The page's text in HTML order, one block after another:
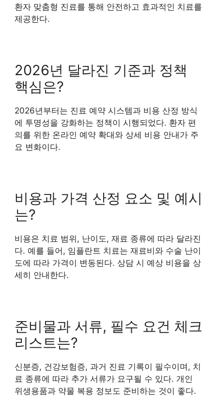
환자 맞춤형 진료를 통해 안전하고 효과적인 치료를
제공한다.
2026년 달라진 기준과 정책
핵심은?
2026년부터는 진료 예약 시스템과 비용 산정 방식
에 투명성을 강화하는 정책이 시행되었다. 환자 편
의를 위한 온라인 예약 확대와 상세 비용 안내가 주
요 변화이다.
비용과 가격 산정 요소 및 예시
는?
비용은 치료 범위, 난이도, 재료 종류에 따라 달라진
다. 예를 들어, 임플란트 치료는 재료비와 수술 난이
도에 따라 가격이 변동된다. 상담 시 예상 비용을 상
세히 안내한다.
준비물과 서류, 필수 요건 체크
리스트는?
신분증, 건강보험증, 과거 진료 기록이 필수이며, 치
료 종류에 따라 추가 서류가 요구될 수 있다. 개인
위생용품과 약물 복용 정보도 준비하는 것이 좋다.